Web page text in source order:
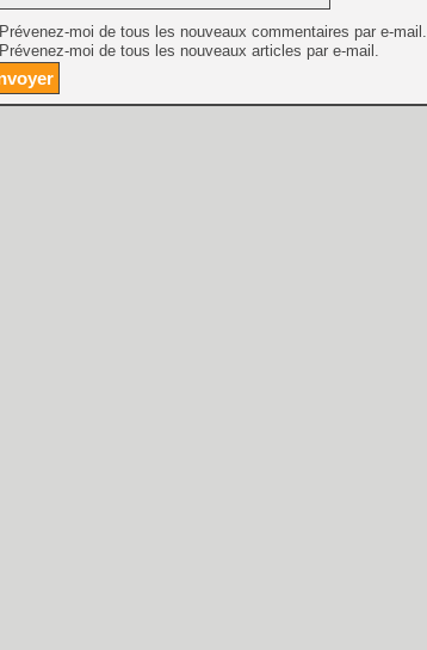
Prévenez-moi de tous les nouveaux commentaires par e-mail.
Prévenez-moi de tous les nouveaux articles par e-mail.